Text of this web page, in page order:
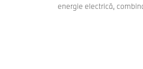
energie electrică,